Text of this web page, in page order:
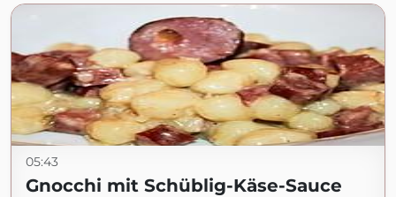
05:43
Gnocchi mit Schüblig-Käse-Sauce